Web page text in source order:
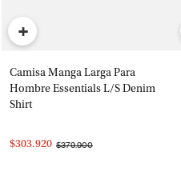
+
Camisa Manga Larga Para
Hombre Essentials L/S Denim
Shirt
$303.920 $379.900